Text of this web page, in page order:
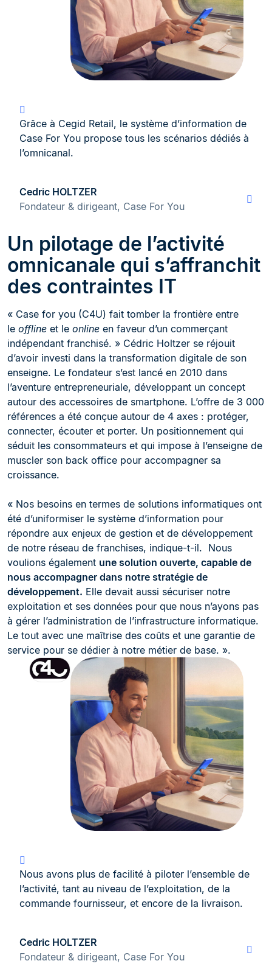
Grâce à Cegid Retail, le système d’information de
Case For You propose tous les scénarios dédiés à
l’omnicanal.
Cedric HOLTZER
Fondateur & dirigeant, Case For You
Un pilotage de l’activité
omnicanale qui s’affranchit
des contraintes IT
« Case for you (C4U) fait tomber la frontière entre
le offline et le online en faveur d’un commerçant
indépendant franchisé. » Cédric Holtzer se réjouit
d’avoir investi dans la transformation digitale de son
enseigne. Le fondateur s’est lancé en 2010 dans
l’aventure entrepreneuriale, développant un concept
autour des accessoires de smartphone. L’offre de 3 000
références a été conçue autour de 4 axes : protéger,
connecter, écouter et porter. Un positionnement qui
séduit les consommateurs et qui impose à l’enseigne de
muscler son back office pour accompagner sa
croissance.
« Nos besoins en termes de solutions informatiques ont
été d’uniformiser le système d’information pour
répondre aux enjeux de gestion et de développement
de notre réseau de franchises, indique-t-il. Nous
voulions également une solution ouverte, capable de
nous accompagner dans notre stratégie de
développement. Elle devait aussi sécuriser notre
exploitation et ses données pour que nous n’ayons pas
à gérer l’administration de l’infrastructure informatique.
Le tout avec une maîtrise des coûts et une garantie de
service pour se dédier à notre métier de base. ».
Nous avons plus de facilité à piloter l’ensemble de
l’activité, tant au niveau de l’exploitation, de la
commande fournisseur, et encore de la livraison.
Cedric HOLTZER
Fondateur & dirigeant, Case For You